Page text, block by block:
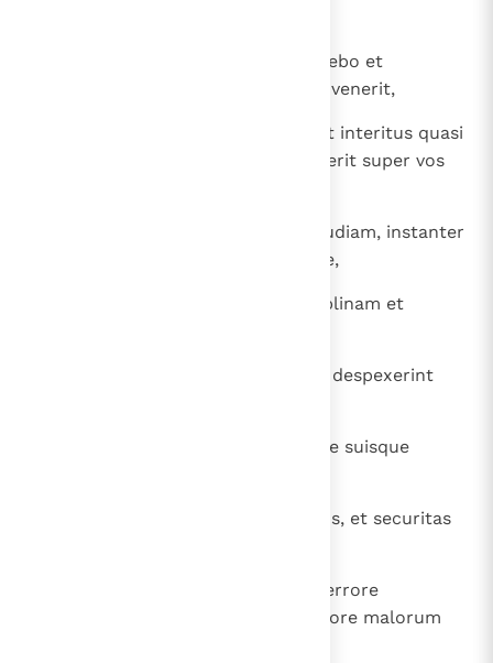
Ego quoque in interitu vestro ridebo et
subsannabo, cum terror vobis advenerit,
cum irruerit ut procella terror, et interitus quasi
tempestas ingruerit, quando venerit super vos
Tunc invocabunt me, et non exaudiam, instanter
quaerent me et non invenient me,
eo quod exosam habuerint disciplinam et
nec acquieverint consilio meo et despexerint
Comedent igitur fructus viae suae suisque
Aversio parvulorum interficiet eos, et securitas
Qui autem me audierit, absque terrore
requiescet et tranquillus erit timore malorum